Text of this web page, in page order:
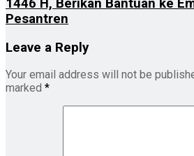
1446 H, Berikan Bantuan ke
Pesantren
Leave a Reply
Your email address will not be
marked *